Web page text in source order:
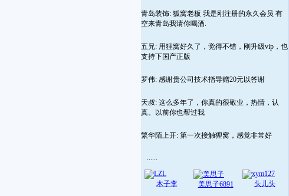
青岛装饰: 狐窝老板 我是刚注册的永久会员 有
空来青岛我请你喝酒.
五兄: 用狸窝好久了，觉得不错，刚升级vip，也
支持下国产正版
罗伟: 感谢贵公司技术指导赠20元以答谢
天叔: 这么多年了，你真的很敬业，热情，认
真。以前你也帮过我
繁华陌上开: 第一次接触狸窝，感觉非常好
......
木子李 美思子6891 头儿头